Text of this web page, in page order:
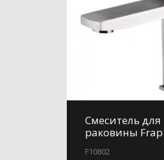
Смеситель для
раковины Frap
F10802